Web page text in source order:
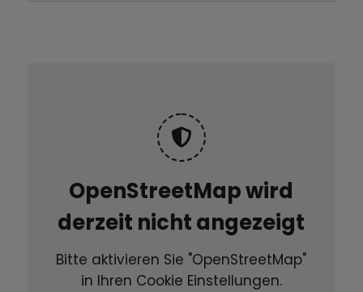
OpenStreetMap wird
derzeit nicht angezeigt
Bitte aktivieren Sie "OpenStreetMap"
in Ihren Cookie Einstellungen.